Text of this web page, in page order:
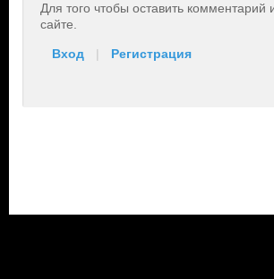
Для того чтобы оставить
сайте.
Вход | Регистрация